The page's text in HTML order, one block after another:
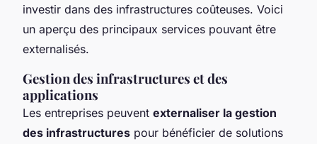
investir dans des infrastructures coûteuses. Voici
un aperçu des principaux services pouvant être
externalisés.
Gestion des infrastructures et des
applications
Les entreprises peuvent externaliser la gestion
des infrastructures pour bénéficier de solutions